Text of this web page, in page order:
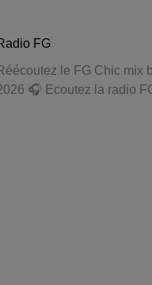
FG
le FG Chic mix
🎧 Ecoutez la radio